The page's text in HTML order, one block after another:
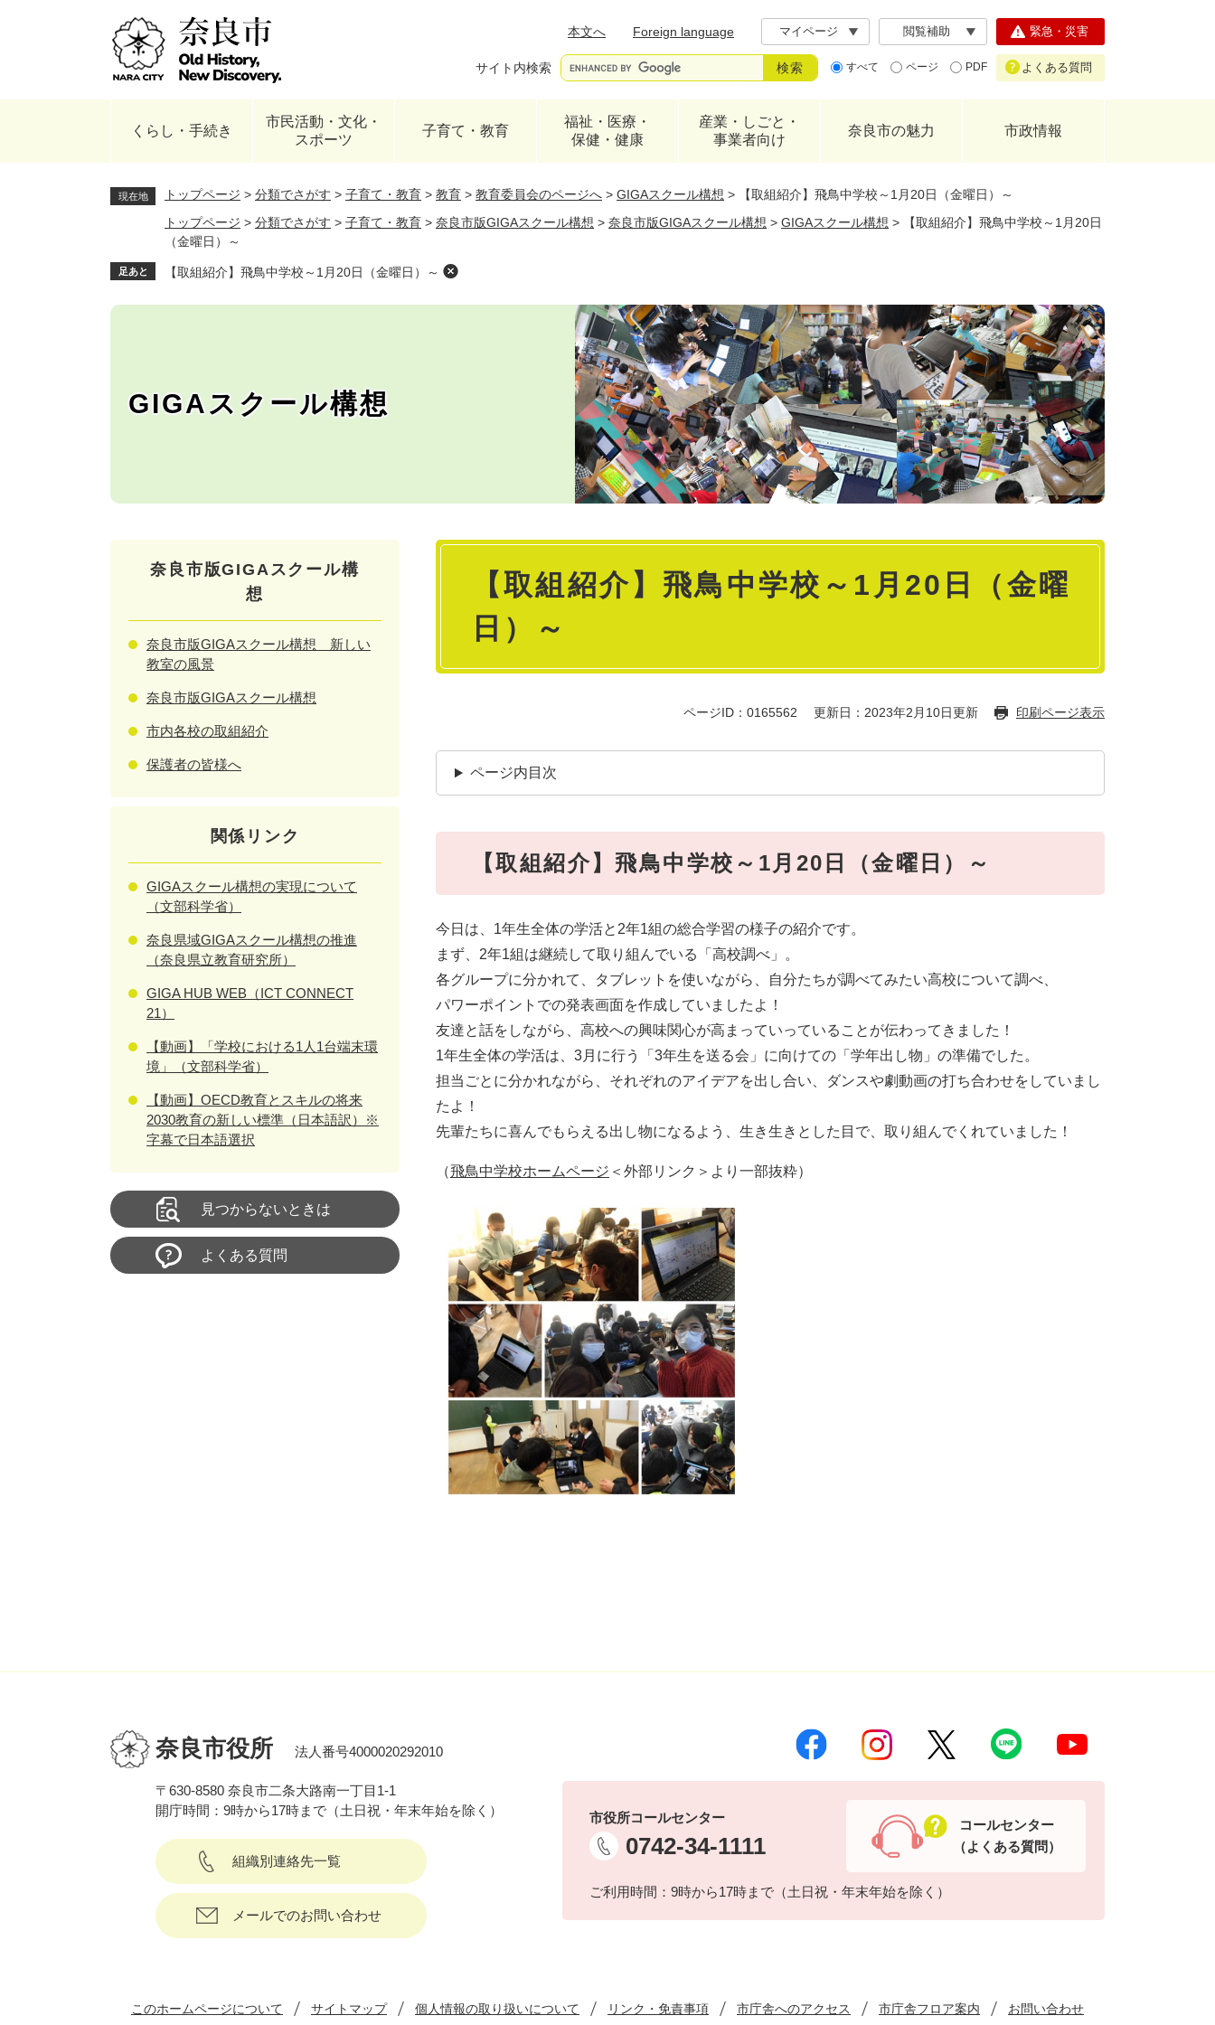
本文へ
Foreign language マイページ 閲覧補助
サイト内検索 すべて ページ PDF
緊急・災害
よくある質問
くらし・手続き
市民活動・文化・
スポーツ
子育て・教育
福祉・医療・
保健・健康
産業・しごと・
事業者向け
奈良市の魅力 市政情報
現在地 トップページ > 分類でさがす > 子育て・教育 > 教育 > 教育委員会のページへ > GIGAスクール構想 >
【取組紹介】飛鳥中学校～1月20日（金曜日）～
トップページ > 分類でさがす > 子育て・教育 > 奈良市版GIGAスクール構想 > 奈良市版GIGAスクール構想 > GIGAスクール構想 >
【取組紹介】飛鳥中学校～1月20日
（金曜日）～
足あと 【取組紹介】飛鳥中学校～1月20日（金曜日）～
GIGAスクール構想
本
【取組紹介】飛鳥中学校～1月20日（金曜
日）～
ページID：0165562 更新日：2023年2月10日更新 印刷ページ表示
ページ内目次
【取組紹介】飛鳥中学校～1月20日（金曜日）～
今日は、1年生全体の学活と2年1組の総合学習の様子の紹介です。
まず、2年1組は継続して取り組んでいる「高校調べ」。
各グループに分かれて、タブレットを使いながら、自分たちが調べてみたい高校について調べ、
パワーポイントでの発表画面を作成していましたよ！
友達と話をしながら、高校への興味関心が高まっていっていることが伝わってきました！
1年生全体の学活は、3月に行う「3年生を送る会」に向けての「学年出し物」の準備でした。
担当ごとに分かれながら、それぞれのアイデアを出し合い、ダンスや劇動画の打ち合わせをしていまし
たよ！
先輩たちに喜んでもらえる出し物になるよう、生き生きとした目で、取り組んでくれていました！
（飛鳥中学校ホームページ ＜外部リンク＞ より一部抜粋）
奈良市版GIGAスクール構
想
奈良市版GIGAスクール構想 新しい
教室の風景
奈良市版GIGAスクール構想
市内各校の取組紹介
保護者の皆様へ
関係リンク
GIGAスクール構想の実現について
（文部科学省）
奈良県域GIGAスクール構想の推進
（奈良県立教育研究所）
GIGA HUB WEB（ICT CONNECT
21）
【動画】「学校における1人1台端末環
境」（文部科学省）
【動画】OECD教育とスキルの将来
2030教育の新しい標準（日本語訳）※
字幕で日本語選択
見つからないときは
よくある質問
奈良市役所 法人番号4000020292010
〒630-8580 奈良市二条大路南一丁目1-1
開庁時間：9時から17時まで（土日祝・年末年始を除く）
組織別連絡先一覧
メールでのお問い合わせ
市役所コールセンター
0742-34-1111
ご利用時間：9時から17時まで（土日祝・年末年始を除く）
コールセンター
（よくある質問）
このホームページについて サイトマップ 個人情報の取り扱いについて リンク・免責事項 市庁舎へのアクセス 市庁舎フロア案内 お問い合わせ